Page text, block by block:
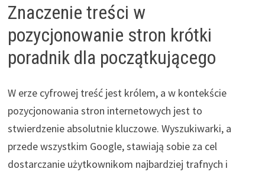
Znaczenie treści w
pozycjonowanie stron krótki
poradnik dla początkującego
W erze cyfrowej treść jest królem, a w kontekście
pozycjonowania stron internetowych jest to
stwierdzenie absolutnie kluczowe. Wyszukiwarki, a
przede wszystkim Google, stawiają sobie za cel
dostarczanie użytkownikom najbardziej trafnych i